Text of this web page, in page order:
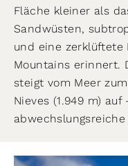
Fläche kleiner als
Sandwüsten,
und eine zerklüftete
Mountains erinnert.
steigt vom Meer
Nieves (1.949 m)